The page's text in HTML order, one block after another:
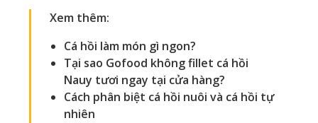
Xem thêm:
Cá hồi làm món gì ngon?
Tại sao Gofood không fillet cá hồi
Nauy tươi ngay tại cửa hàng?
Cách phân biệt cá hồi nuôi và cá hồi tự
nhiên